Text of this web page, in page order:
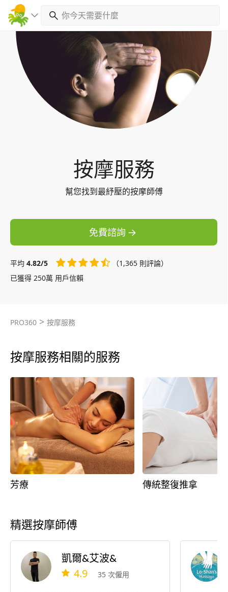
按摩服務
幫您找到最紓壓的按摩師傅
免費諮詢
平均 4.82/5
（1,365 則評論）
已獲得 250萬 用戶信賴
PRO360 > 按摩服務
按摩服務相關的服務
芳療 傳統整復推拿
精選按摩師傅
凱爾&艾波&
4.9 35 次僱用